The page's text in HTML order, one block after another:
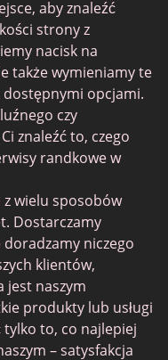
aby znaleźć
strony z
nacisk na
także wymieniamy te
dostępnymi opcjami.
czy
znaleźć to, czego
randkowe w
wielu sposobów
Dostarczamy
niczego
klientów,
jest naszym
produkty lub usługi
to, co najlepiej
– satysfakcja